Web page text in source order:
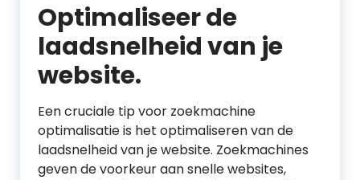
Optimaliseer de
laadsnelheid van je
website.
Een cruciale tip voor zoekmachine
optimalisatie is het optimaliseren van de
laadsnelheid van je website. Zoekmachines
geven de voorkeur aan snelle websites,